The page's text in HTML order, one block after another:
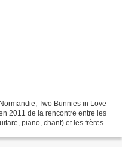
Two Bunnies in Love
2011 de la rencontre entre les
piano, chant) et les frères